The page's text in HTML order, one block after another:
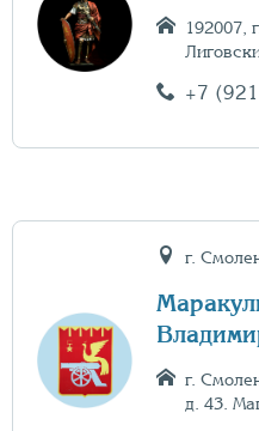
192007,
+7
г.
г.
д. 43.